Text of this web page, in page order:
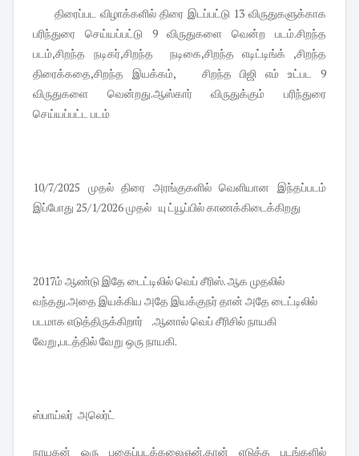
திரைப்பட விழாக்களில் திரை இடப்பட்டு 13 விருதுகளுக்காக
பரிந்துரை செய்யப்பட்டு 9 விருதுகளை வென்ற படம்.சிறந்த
படம்,சிறந்த நடிகர்,சிறந்த நடிகை,சிறந்த எடிட்டிங்க் ,சிறந்த
திரைக்கதை,சிறந்த இயக்கம், சிறந்த பிஜி எம் உட்பட 9
விருதுகளை வென்றது.ஆஸ்கார் விருதுக்கும் பரிந்துரை
செய்யப்பட்ட படம்
10/7/2025 முதல் திரை அரங்குகளில் வெளியான இந்தப்படம்
இப்போது 25/1/2026 முதல் யு ட்யூப்பில் காணக்கிடைக்கிறது
2017ம் ஆண்டு இதே டைட்டிலில் வெப் சீரிஸ். ஆக முதலில்
வந்தது.அதை இயக்கிய அதே இயக்குநர் தான் அதே டைட்டிலில்
படமாக எடுத்திருக்கிறார் .ஆனால் வெப் சீரிசில் நாயகி
வேறு,படத்தில் வேறு ஒரு நாயகி.
ஸ்பாய்லர் அலெர்ட்
நாயகன் ஒரு புகைப்படக்கலைஞன்.தான் எடுத்த படங்களில்